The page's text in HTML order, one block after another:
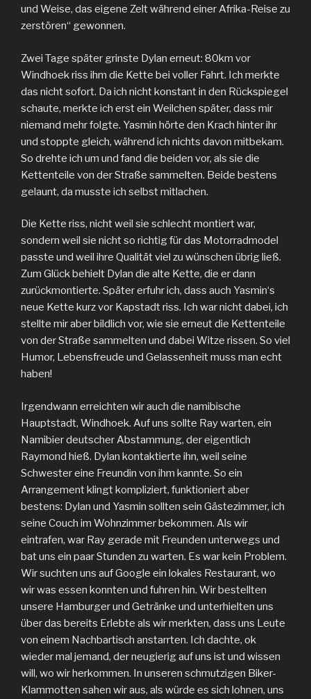
und Weise, das eigene Zelt während einer Afrika-Reise zu
zerstören“ gewonnen.
Zwei Tage später grinste Dylan erneut: 80km vor
Windhoek riss ihm die Kette bei voller Fahrt. Ich merkte
das nicht sofort. Da ich nicht konstant in den Rückspiegel
schaute, merkte ich erst ein Weilchen später, dass mir
niemand mehr folgte. Yasmin hörte den Krach hinter ihr
und stoppte gleich, während ich nichts davon mitbekam.
So drehte ich um und fand die beiden vor, als sie die
Kettenteile von der Straße sammelten. Beide bestens
gelaunt, da musste ich selbst mitlachen.
Die Kette riss, nicht weil sie schlecht montiert war,
sondern weil sie nicht so richtig für das Motorradmodel
passte und weil ihre Qualität viel zu wünschen übrig ließ.
Zum Glück behielt Dylan die alte Kette, die er dann
zurückmontierte. Später erfuhr ich, dass auch Yasmin‘s
neue Kette kurz vor Kapstadt riss. Ich war nicht dabei, ich
stellte mir aber bildlich vor, wie sie erneut die Kettenteile
von der Straße sammelten und dabei Witze rissen. So viel
Humor, Lebensfreude und Gelassenheit muss man echt
haben!
Irgendwann erreichten wir auch die namibische
Hauptstadt, Windhoek. Auf uns sollte Ray warten, ein
Namibier deutscher Abstammung, der eigentlich
Raymond hieß. Dylan kontaktierte ihn, weil seine
Schwester eine Freundin von ihm kannte. So ein
Arrangement klingt kompliziert, funktioniert aber
bestens: Dylan und Yasmin sollten sein Gästezimmer, ich
seine Couch im Wohnzimmer bekommen. Als wir
eintrafen, war Ray gerade mit Freunden unterwegs und
bat uns ein paar Stunden zu warten. Es war kein Problem.
Wir suchten uns auf Google ein lokales Restaurant, wo
wir was essen konnten und fuhren hin. Wir bestellten
unsere Hamburger und Getränke und unterhielten uns
über das bereits Erlebte als wir merkten, dass uns Leute
von einem Nachbartisch anstarrten. Ich dachte, ok
wieder mal jemand, der neugierig auf uns ist und wissen
will, wo wir herkommen. In unseren schmutzigen Biker-
Klammotten sahen wir aus, als würde es sich lohnen, uns